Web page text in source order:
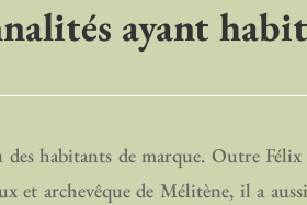
ayant
habitants de marque. Outre
et archevêque de Mélitène, il a